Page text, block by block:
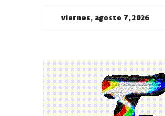
Saltarviernes, agosto 7, 2026
¯\_(ツ)_/
¯